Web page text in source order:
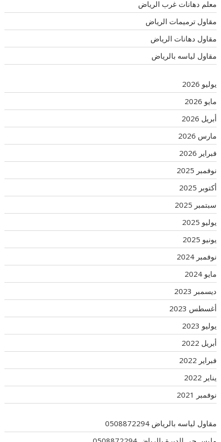
معلم دهانات غرب الرياض
مقاول ترميمات الرياض
مقاول دهانات الرياض
مقاول لياسه بالرياض
يوليو 2026
مايو 2026
أبريل 2026
مارس 2026
فبراير 2026
نوفمبر 2025
أكتوبر 2025
سبتمبر 2025
يوليو 2025
يونيو 2025
نوفمبر 2024
مايو 2024
ديسمبر 2023
أغسطس 2023
يوليو 2023
أبريل 2022
فبراير 2022
يناير 2022
نوفمبر 2021
مقاول لياسه بالرياض 0508872294